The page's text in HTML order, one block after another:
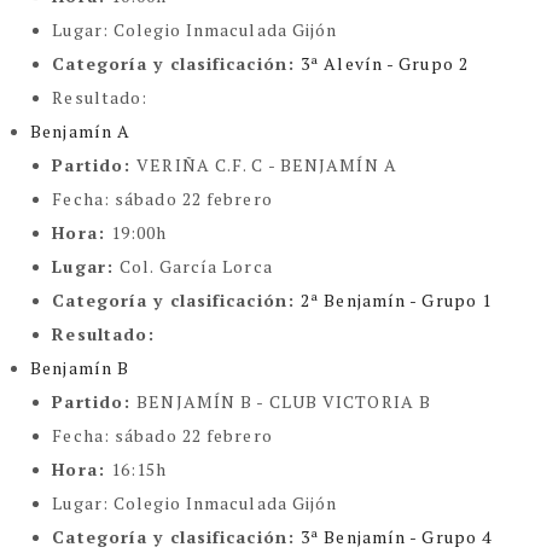
Lugar:Colegio Inmaculada Gijón
Categoría y clasificación : 3ª Alevín - Grupo 2
Resultado:
Benjamín A
Partido:VERIÑA C.F. C - BENJAMÍN A
Fecha: sábado 22 febrero
Hora: 19:00h
Lugar:Col. García Lorca
Categoría y clasificación :2ª Benjamín - Grupo 1
Resultado:
Benjamín B
Partido:BENJAMÍN B - CLUB VICTORIA B
Fecha: sábado 22 febrero
Hora: 16:15h
Lugar:Colegio Inmaculada Gijón
Categoría y clasificación : 3ª Benjamín - Grupo 4